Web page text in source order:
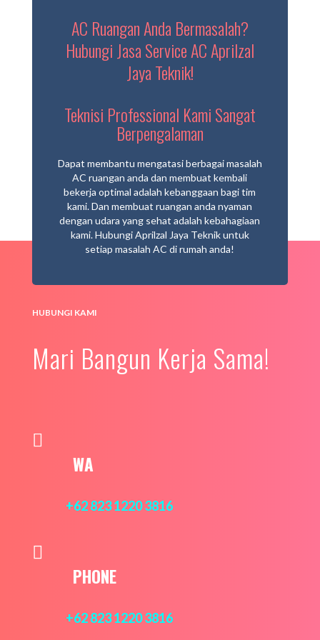
AC Ruangan Anda Bermasalah?
Hubungi Jasa Service AC Aprilzal
Jaya Teknik!
Teknisi Professional Kami Sangat
Berpengalaman
Dapat membantu mengatasi berbagai masalah
AC ruangan anda dan membuat kembali
bekerja optimal adalah kebanggaan bagi tim
kami. Dan membuat ruangan anda nyaman
dengan udara yang sehat adalah kebahagiaan
kami. Hubungi Aprilzal Jaya Teknik untuk
setiap masalah AC di rumah anda!
HUBUNGI KAMI
Mari Bangun Kerja Sama!

WA
+62 823 1220 3816

PHONE
+62 823 1220 3816